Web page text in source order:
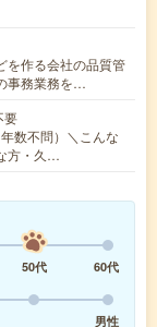
を作る会社の品質管
事務業務を…
要
数不問）＼こんな
方・久…
50代
60代
男性